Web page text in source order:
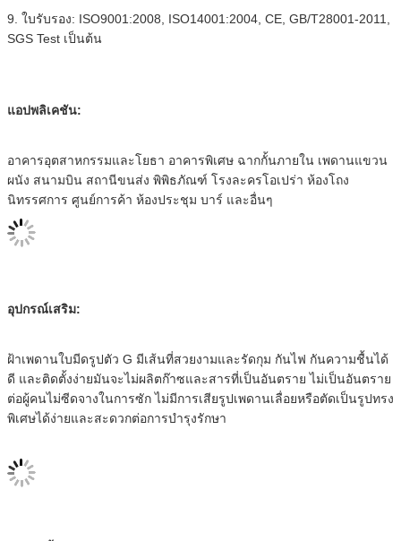
9. ใบรับรอง: ISO9001:2008, ISO14001:2004, CE, GB/T28001-2011,
SGS Test เป็นต้น
แอปพลิเคชัน:
อาคารอุตสาหกรรมและโยธา อาคารพิเศษ ฉากกั้นภายใน เพดานแขวน
ผนัง สนามบิน สถานีขนส่ง พิพิธภัณฑ์ โรงละครโอเปร่า ห้องโถง
นิทรรศการ ศูนย์การค้า ห้องประชุม บาร์ และอื่นๆ
อุปกรณ์เสริม:
ฝ้าเพดานใบมีดรูปตัว G มีเส้นที่สวยงามและรัดกุม กันไฟ กันความชื้นได้
ดี และติดตั้งง่ายมันจะไม่ผลิตก๊าซและสารที่เป็นอันตราย ไม่เป็นอันตราย
ต่อผู้คนไม่ซีดจางในการซัก ไม่มีการเสียรูปเพดานเลื่อยหรือตัดเป็นรูปทรง
พิเศษได้ง่ายและสะดวกต่อการบำรุงรักษา